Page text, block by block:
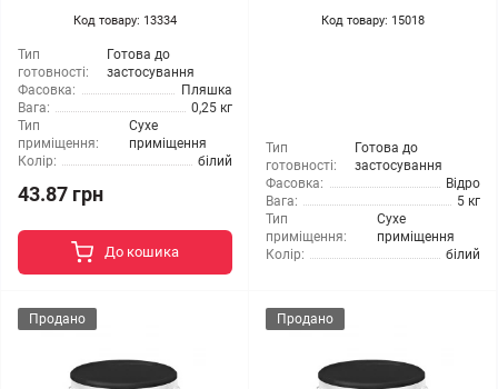
Код товару: 13334
Тип
готовності:
Готова до
застосування
Фасовка:
Пляшка
Вага:
0,25 кг
Тип
приміщення:
Сухе
приміщення
Колір:
білий
43.87 грн
До кошика
Код товару: 15018
Тип
готовності:
Готова до
застосування
Фасовка:
Відро
Вага:
5 кг
Тип
приміщення:
Сухе
приміщення
Колір:
білий
Продано Продано